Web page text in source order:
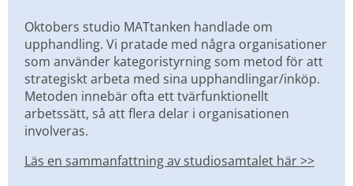
Oktobers studio MATtanken handlade om
upphandling. Vi pratade med några organisationer
som använder kategoristyrning som metod för att
strategiskt arbeta med sina upphandlingar/inköp.
Metoden innebär ofta ett tvärfunktionellt
arbetssätt, så att flera delar i organisationen
involveras.
Läs en sammanfattning av studiosamtalet här >>